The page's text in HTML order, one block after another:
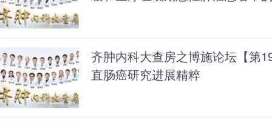
齐肿内科大查房之博施论坛【第
直肠癌研究进展精粹